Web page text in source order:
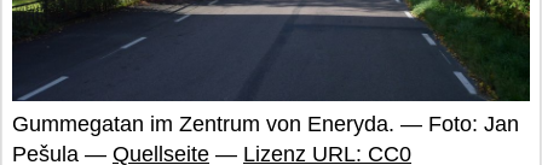
Gummegatan im Zentrum von Eneryda. — Foto: Jan
Pešula — Quellseite — Lizenz URL: CC0